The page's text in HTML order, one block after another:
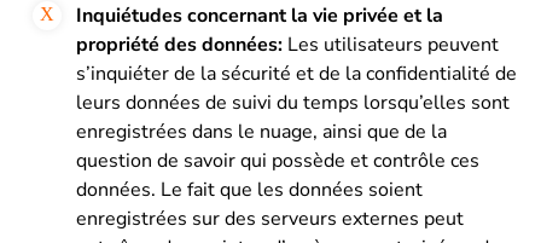
Inquiétudes concernant la vie privée et la
propriété des données: Les utilisateurs peuvent
s’inquiéter de la sécurité et de la confidentialité de
leurs données de suivi du temps lorsqu’elles sont
enregistrées dans le nuage, ainsi que de la
question de savoir qui possède et contrôle ces
données. Le fait que les données soient
enregistrées sur des serveurs externes peut